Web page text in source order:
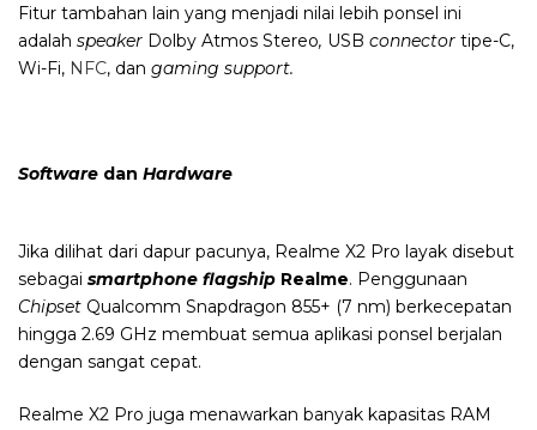
Fitur tambahan lain yang menjadi nilai lebih ponsel ini
adalah speaker Dolby Atmos Stereo, USB connector tipe-C,
Wi-Fi, NFC, dan gaming support.
Software dan Hardware
Jika dilihat dari dapur pacunya, Realme X2 Pro layak disebut
sebagai smartphone flagship Realme. Penggunaan
Chipset Qualcomm Snapdragon 855+ (7 nm) berkecepatan
hingga 2.69 GHz membuat semua aplikasi ponsel berjalan
dengan sangat cepat.
Realme X2 Pro juga menawarkan banyak kapasitas RAM